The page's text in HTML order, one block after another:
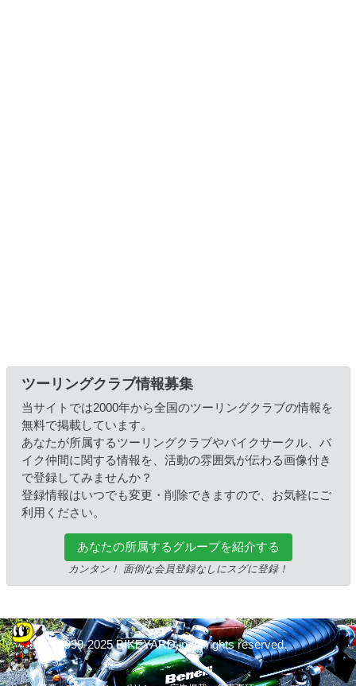
ツーリングクラブ情報募集
当サイトでは2000年から全国のツーリングクラブの情報を
無料で掲載しています。
あなたが所属するツーリングクラブやバイクサークル、バ
イク仲間に関する情報を、活動の雰囲気が伝わる画像付き
で登録してみませんか？
登録情報はいつでも変更・削除できますので、お気軽にご
利用ください。
あなたの所属するグループを紹介する
カンタン！ 面倒な会員登録なしにスグに登録！
© 1999-2025 BIKEYARD.jp All rights reserved.